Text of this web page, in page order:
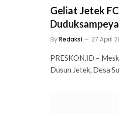
Geliat Jetek
ByRedaksi 27 April
PRESKON.ID –
Dusun Jetek, Desa